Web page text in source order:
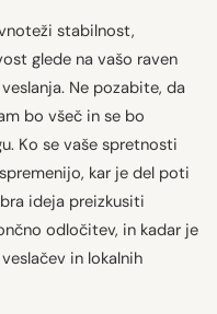
stabilnost,
glede na vašo raven
Ne pozabite, da
bo všeč in se bo
Ko se vaše spretnosti
kar je del poti
ideja preizkusiti
odločitev, in kadar je
in lokalnih